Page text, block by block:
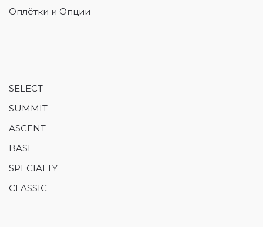
Оплётки и Опции
SELECT
SUMMIT
ASCENT
BASE
SPECIALTY
CLASSIC